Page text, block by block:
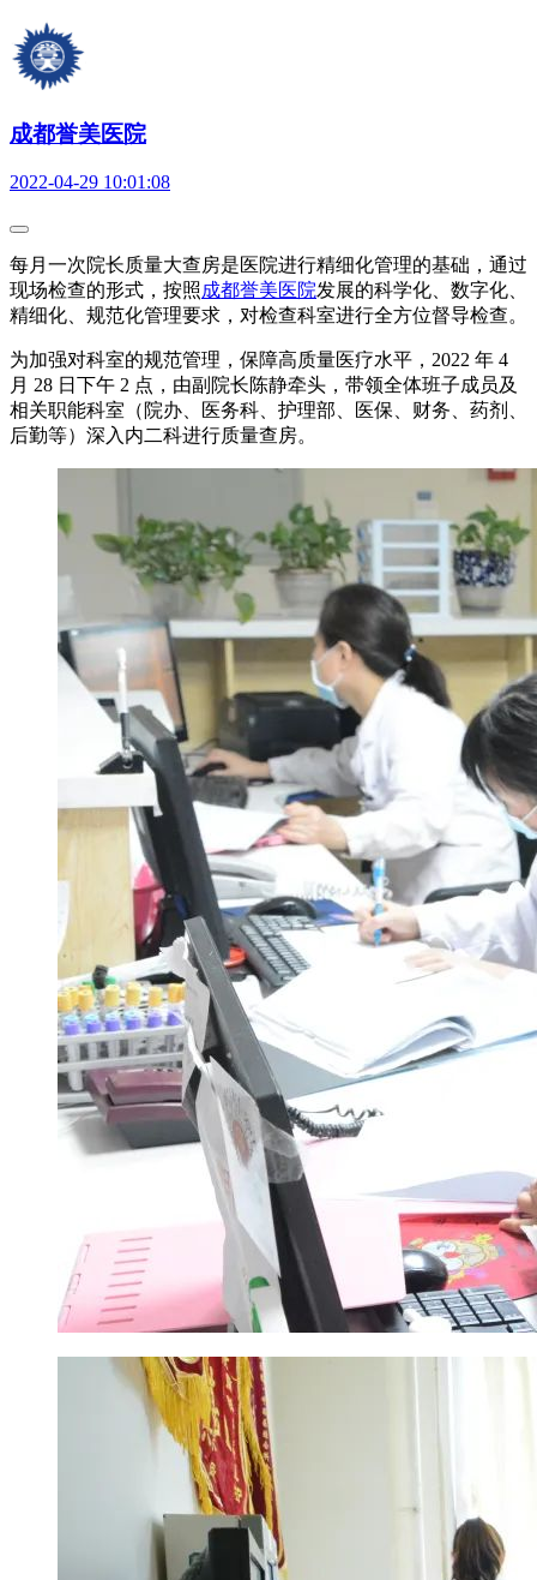
成都誉美医院
2022-04-29 10:01:08
每月一次院长质量大查房是医院进行精细化管理的基础，通过
现场检查的形式，按照成都誉美医院发展的科学化、数字化、
精细化、规范化管理要求，对检查科室进行全方位督导检查。
为加强对科室的规范管理，保障高质量医疗水平，2022 年 4
月 28 日下午 2 点，由副院长陈静牵头，带领全体班子成员及
相关职能科室（院办、医务科、护理部、医保、财务、药剂、
后勤等）深入内二科进行质量查房。